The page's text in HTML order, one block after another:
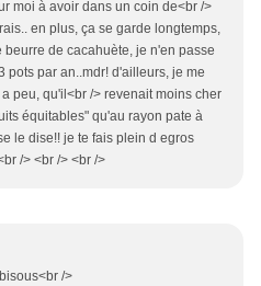
moi à avoir dans un coin de<br />
en plus, ça se garde longtemps,
beurre de cacahuète, je n'en passe
pots par an..mdr! d'ailleurs, je me
peu, qu'il<br /> revenait moins cher
équitables" qu'au rayon pate à
le dise!! je te fais plein d egros
/> <br /> <br />
/>